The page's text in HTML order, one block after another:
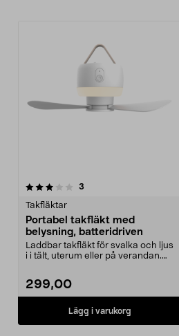
3
Takfläktar
Portabel takfläkt med
belysning, batteridriven
Laddbar takfläkt för svalka och ljus
i i tält, uterum eller på verandan.
299,00
Lägg i varukorg
4.0 av 5 stjärnor